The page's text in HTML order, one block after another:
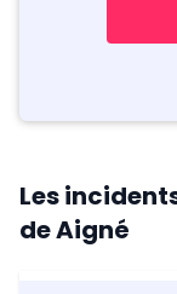
Les
de Aigné